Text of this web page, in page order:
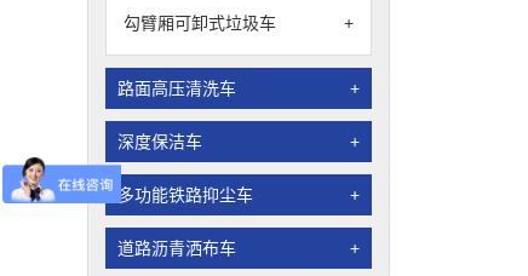
勾臂厢可卸式垃圾车 +
路面高压清洗车 +
深度保洁车 +
多功能铁路抑尘车 +
道路沥青洒布车 +